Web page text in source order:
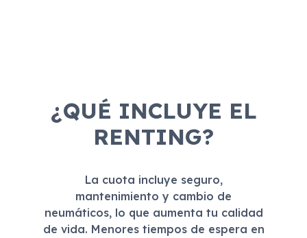
¿QUÉ INCLUYE EL
RENTING?
La cuota incluye seguro,
mantenimiento y cambio de
neumáticos, lo que aumenta tu calidad
de vida. Menores tiempos de espera en